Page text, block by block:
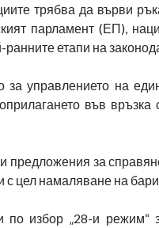
трябва да върви
парламент (ЕП),
етапи на
управлението на
във
за
цел намаляване на
избор „28-и режим“